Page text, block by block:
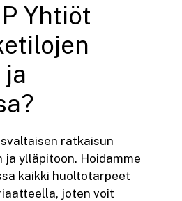
Yhtiöt
ja
ratkaisun
ylläpitoon. Hoidamme
kaikki huoltotarpeet
joten voit